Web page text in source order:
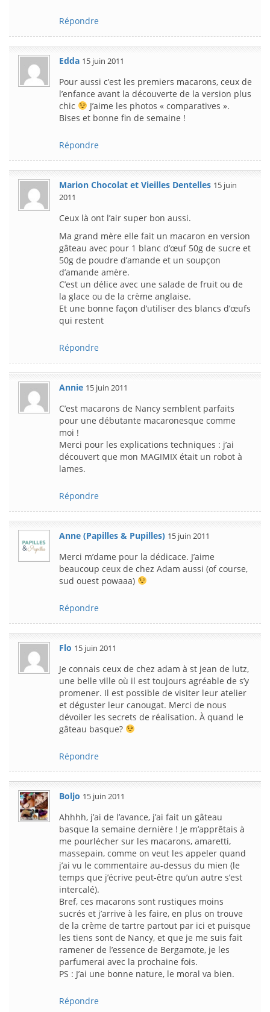
Répondre
Edda 15 juin 2011
Pour aussi c’est les premiers macarons, ceux de
l’enfance avant la découverte de la version plus
chic
J’aime les photos « comparatives ».
Bises et bonne fin de semaine !
Répondre
Marion Chocolat et Vieilles Dentelles 15 juin
2011
Ceux là ont l’air super bon aussi.
Ma grand mère elle fait un macaron en version
gâteau avec pour 1 blanc d’œuf 50g de sucre et
50g de poudre d’amande et un soupçon
d’amande amère.
C’est un délice avec une salade de fruit ou de
la glace ou de la crème anglaise.
Et une bonne façon d’utiliser des blancs d’œufs
qui restent
Répondre
Annie 15 juin 2011
C’est macarons de Nancy semblent parfaits
pour une débutante macaronesque comme
moi !
Merci pour les explications techniques : j’ai
découvert que mon MAGIMIX était un robot à
lames.
Répondre
Anne (Papilles & Pupilles) 15 juin 2011
Merci m’dame pour la dédicace. J’aime
beaucoup ceux de chez Adam aussi (of course,
sud ouest powaaa)
Répondre
Flo 15 juin 2011
Je connais ceux de chez adam à st jean de lutz,
une belle ville où il est toujours agréable de s’y
promener. Il est possible de visiter leur atelier
et déguster leur canougat. Merci de nous
dévoiler les secrets de réalisation. À quand le
gâteau basque?
Répondre
Boljo 15 juin 2011
Ahhhh, j’ai de l’avance, j’ai fait un gâteau
basque la semaine dernière ! Je m’apprêtais à
me pourlécher sur les macarons, amaretti,
massepain, comme on veut les appeler quand
j’ai vu le commentaire au-dessus du mien (le
temps que j’écrive peut-être qu’un autre s’est
intercalé).
Bref, ces macarons sont rustiques moins
sucrés et j’arrive à les faire, en plus on trouve
de la crème de tartre partout par ici et puisque
les tiens sont de Nancy, et que je me suis fait
ramener de l’essence de Bergamote, je les
parfumerai avec la prochaine fois.
PS : J’ai une bonne nature, le moral va bien.
Répondre